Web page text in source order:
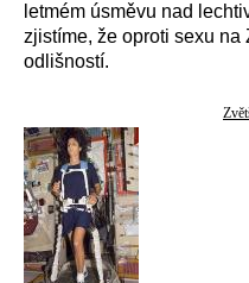
letmém úsměvu nad
zjistíme, že oproti sexu na
odlišností.